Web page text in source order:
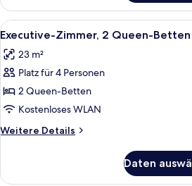
Zimmer,
1 King-
Bett
Alle
Fotos
für
Executive-
Zimmer,
2 Queen-
Betten
anzeigen
1
12
Executive-Zimmer, 2 Queen-Betten
23 m²
Platz für 4 Personen
2 Queen-Betten
Kostenloses WLAN
Weitere Details
Weitere
Zimmer,
Daten